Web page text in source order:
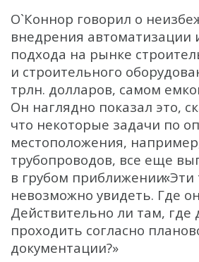
О`Коннор говорил о
внедрения автоматизации
подхода на рынке
и строительного
трлн. долларов, самом
Он наглядно показал это,
что некоторые задачи по
местоположения,
трубопроводов, все еще
в грубом приближении:«Эти
невозможно увидеть. Где
Действительно ли там, где
проходить согласно
документации?»